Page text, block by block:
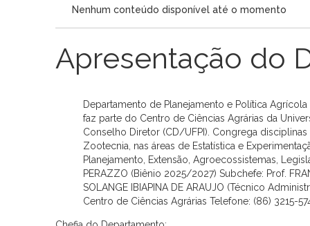
Nenhum conteúdo disponível até o momento
Apresentação do
Departamento de Planejamento e Política
faz parte do Centro de Ciências Agrárias da
Conselho Diretor (CD/UFPI). Congrega
Zootecnia, nas áreas de Estatística e
Planejamento, Extensão, Agroecossistemas,
PERAZZO (Biênio 2025/2027) Subchefe: Prof.
SOLANGE IBIAPINA DE ARAUJO (Técnico
Centro de Ciências Agrárias Telefone: (86) 3215-